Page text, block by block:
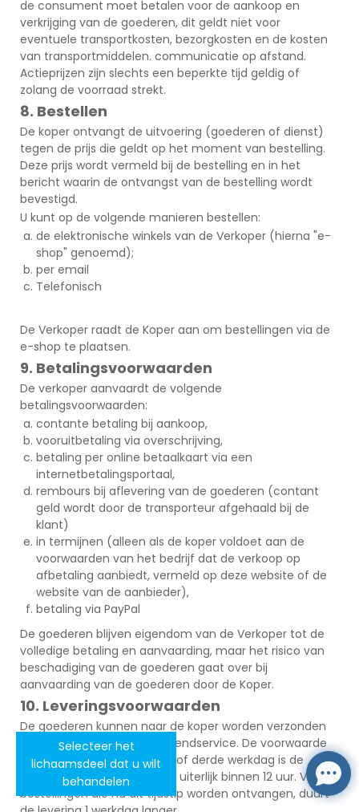
Selecteer het
lichaamsdeel dat u wilt
behandelen
de consument moet betalen voor de aankoop en
verkrijging van de goederen, dit geldt niet voor
eventuele transportkosten, bezorgkosten en de kosten
van transportmiddelen. communicatie op afstand.
Actieprijzen zijn slechts een beperkte tijd geldig of
zolang de voorraad strekt.
8. Bestellen
De koper ontvangt de uitvoering (goederen of dienst)
tegen de prijs die geldt op het moment van bestelling.
Deze prijs wordt vermeld bij de bestelling en in het
bericht waarin de ontvangst van de bestelling wordt
bevestigd.
U kunt op de volgende manieren bestellen:
de elektronische winkels van de Verkoper (hierna "e-
shop" genoemd);
per email
Telefonisch
De Verkoper raadt de Koper aan om bestellingen via de
e-shop te plaatsen.
9. Betalingsvoorwaarden
De verkoper aanvaardt de volgende
betalingsvoorwaarden:
contante betaling bij aankoop,
vooruitbetaling via overschrijving,
betaling per online betaalkaart via een
internetbetalingsportaal,
rembours bij aflevering van de goederen (contant
geld wordt door de transporteur afgehaald bij de
klant)
in termijnen (alleen als de koper voldoet aan de
voorwaarden van het bedrijf dat de verkoop op
afbetaling aanbiedt, vermeld op deze website of de
website van de aanbieder),
betaling via PayPal
De goederen blijven eigendom van de Verkoper tot de
volledige betaling en aanvaarding, maar het risico van
beschadiging van de goederen gaat over bij
aanvaarding van de goederen door de Koper.
10. Leveringsvoorwaarden
De goederen kunnen naar de koper worden verzonden
door de geselecteerde verzendservice. De voorwaarde
voor levering op de tweede of derde werkdag is de
ontvangst van de bestelling uiterlijk binnen 12 uur. Voor
bestellingen die na dit tijdstip worden ontvangen, duurt